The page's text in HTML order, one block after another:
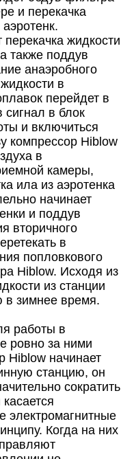
и перекачка
жидкости
также поддув
анаэробного
в
перейдет в
в блок
и включиться
компрессор Hiblow
в
камеры,
ила из аэротенка
начинает
и поддув
вторичного
в
попловкового
Hiblow. Исходя из
из станции
в зимнее время.
работы в
ровно за ними
Hiblow начинает
станцию, он
сократить
электромагнитные
Когда на них